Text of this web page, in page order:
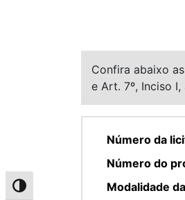
Alternar alto contraste
Confira abaixo
e Art. 7º, Inciso I,
Número da
Número do
Modalidade